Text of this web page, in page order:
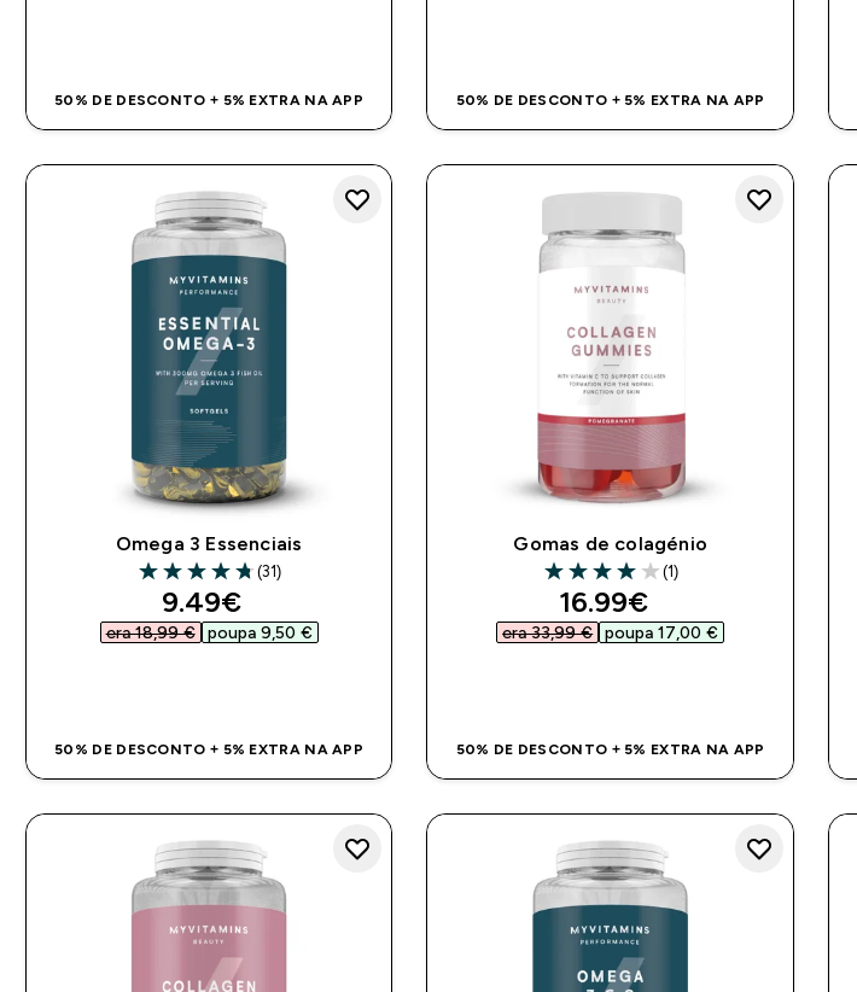
50% DE DESCONTO + 5% EXTRA NA APP 50% DE DESCONTO + 5% EXTRA NA APP
Omega 3 Essenciais
4.77 out of 5 stars
(31)
discounted price
9.49€‎
era 18,99 €‎ poupa 9,50 €‎
50% DE DESCONTO + 5% EXTRA NA APP
Gomas de colagénio
4 out of 5 stars
(1)
discounted price
16.99€‎
era 33,99 €‎ poupa 17,00 €‎
50% DE DESCONTO + 5% EXTRA NA APP